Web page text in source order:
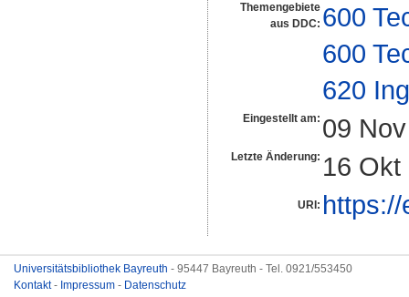
Themengebiete
aus DDC: 600
600
620
Eingestellt am: 09
Letzte Änderung: 16 Okt
URI:
Universitätsbibliothek Bayreuth - 95447 Bayreuth - Tel. 0921/553450
Kontakt- Impressum - Datenschutz